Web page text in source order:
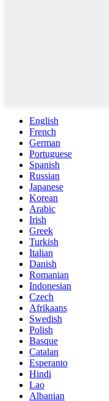
English
French
German
Portuguese
Spanish
Russian
Japanese
Korean
Arabic
Irish
Greek
Turkish
Italian
Danish
Romanian
Indonesian
Czech
Afrikaans
Swedish
Polish
Basque
Catalan
Esperanto
Hindi
Lao
Albanian